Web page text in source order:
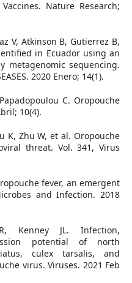
Nature Research;
V, Atkinson B, Gutierrez B,
in Ecuador using an
metagenomic sequencing.
2020 Enero; 14(1).
C. Oropouche
10(4).
K, Zhu W, et al. Oropouche
threat. Vol. 341, Virus
fever, an emergent
and Infection. 2018
Kenney JL. Infection,
potential of north
culex tarsalis, and
virus. Viruses. 2021 Feb